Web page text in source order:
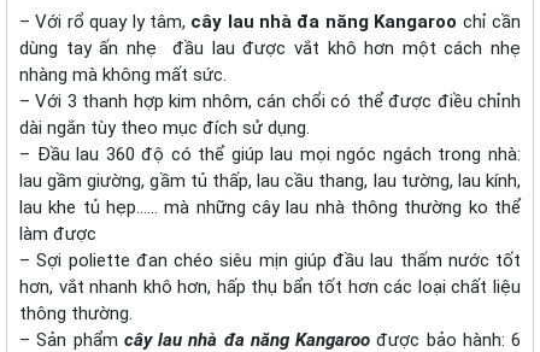
– Với rổ quay ly tâm, cây lau nhà đa năng Kangaroo chỉ cần
dùng tay ấn nhẹ đầu lau được vắt khô hơn một cách nhẹ
nhàng mà không mất sức.
– Với 3 thanh hợp kim nhôm, cán chổi có thể được điều chỉnh
dài ngắn tùy theo mục đích sử dụng.
– Đầu lau 360 độ có thể giúp lau mọi ngóc ngách trong nhà:
lau gầm giường, gầm tủ thấp, lau cầu thang, lau tường, lau kính,
lau khe tủ hẹp…… mà những cây lau nhà thông thường ko thể
làm được
– Sợi poliette đan chéo siêu mịn giúp đầu lau thấm nước tốt
hơn, vắt nhanh khô hơn, hấp thụ bẩn tốt hơn các loại chất liệu
thông thường.
– Sản phẩm cây lau nhà đa năng Kangaroo được bảo hành: 6